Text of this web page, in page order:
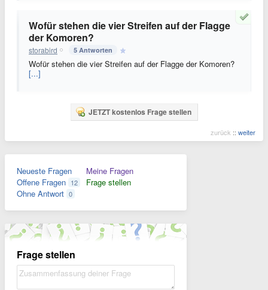
Wofür stehen die vier Streifen auf der Flagge
der Komoren?
storabird 5 Antworten
Wofür stehen die vier Streifen auf der Flagge der Komoren?
[...]
JETZT kostenlos Frage stellen
zurück :: weiter
Neueste Fragen
Offene Fragen 12
Ohne Antwort 0
Meine Fragen
Frage stellen
Frage stellen